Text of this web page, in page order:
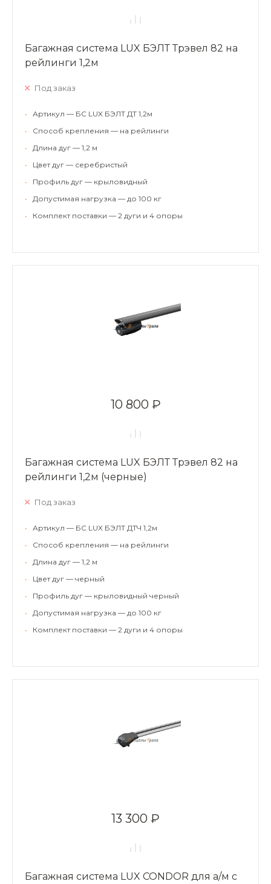
Багажная система LUX БЭЛТ Трэвел 82 на
рейлинги 1,2м
Под заказ
•
Артикул — БС LUX БЭЛТ ДТ 1,2м
•
Способ крепления — на рейлинги
•
Длина дуг — 1,2 м
•
Цвет дуг — серебристый
•
Профиль дуг — крыловидный
•
Допустимая нагрузка — до 100 кг
•
Комплект поставки — 2 дуги и 4 опоры
10 800 ₽
Багажная система LUX БЭЛТ Трэвел 82 на
рейлинги 1,2м (черные)
Под заказ
•
Артикул — БС LUX БЭЛТ ДТЧ 1,2м
•
Способ крепления — на рейлинги
•
Длина дуг — 1,2 м
•
Цвет дуг — черный
•
Профиль дуг — крыловидный черный
•
Допустимая нагрузка — до 100 кг
•
Комплект поставки — 2 дуги и 4 опоры
13 300 ₽
Багажная система LUX CONDOR для а/м с